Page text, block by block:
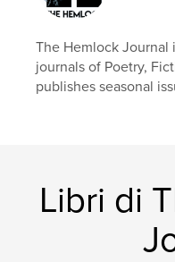
The Hemlock Journal
journals of Poetry,
publishes seasonal
Libri di